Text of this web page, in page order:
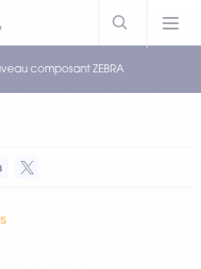
composant ZEBRA